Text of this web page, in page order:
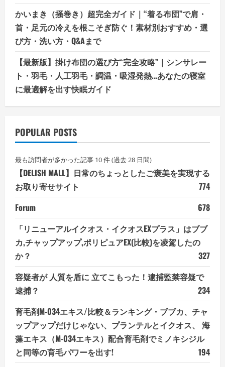
かいまき（掻巻き）超完全ガイド｜“着る布団”で肩・
首・足元の冷えを根こそぎ防ぐ！素材別おすすめ・選
び方・洗い方・Q&Aまで
【最新版】掛け布団の選び方“完全攻略”｜シンサレー
ト・羽毛・人工羽毛・調温・吸湿発熱…あなたの寝室
に最適解を出す快眠ガイド
POPULAR POSTS
最も訪問者が多かった記事 10 件 (過去 28 日間)
【DELISH MALL】日常のちょっとしたご褒美を実現する
お取り寄せサイト
774
Forum
678
「リニューアルイクオス・イクオスEXプラス」はブブ
カ,チャップアップ,ポリピュアEX(比較)を凌駕したの
か？
327
容疑者が 人質を盾に 立てこもった！逮捕監禁容疑で
逮捕？
234
育毛剤M-034エキス/比較＆ランキング・ブブカ、チャ
ップアップだけじゃない、プランテルとイクオス、 海
藻エキス（M-034エキス）配合育毛剤でミノキシジル
と同等の育毛パワーを出す!
194